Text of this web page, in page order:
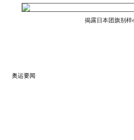
揭露日本团旗别样
奥运要闻